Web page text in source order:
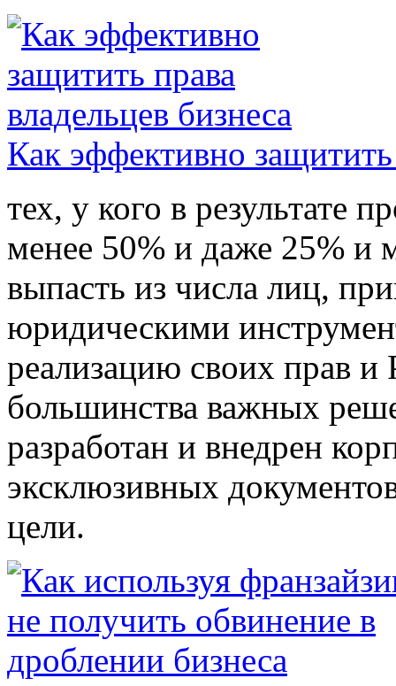
Как эффективно защитить
тех, у кого в результате
менее 50% и даже 25% и
выпасть из числа лиц,
юридическими
реализацию своих прав
большинства важных
разработан и внедрен
эксклюзивных
цели.